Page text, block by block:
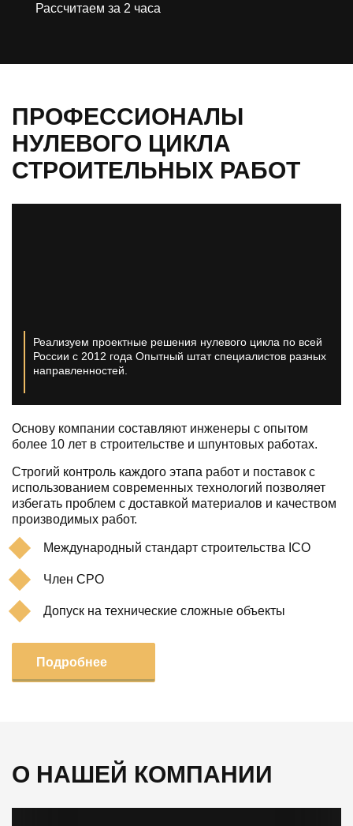
Рассчитаем за 2 часа
ПРОФЕССИОНАЛЫ
НУЛЕВОГО ЦИКЛА
СТРОИТЕЛЬНЫХ РАБОТ
Реализуем проектные решения нулевого цикла по всей
России с 2012 года Опытный штат специалистов разных
направленностей.
Основу компании составляют инженеры с опытом
более 10 лет в строительстве и шпунтовых работах.
Строгий контроль каждого этапа работ и поставок с
использованием современных технологий позволяет
избегать проблем с доставкой материалов и качеством
производимых работ.
Международный стандарт строительства ICO
Член СРО
Допуск на технические сложные объекты
Подробнее
О НАШЕЙ КОМПАНИИ